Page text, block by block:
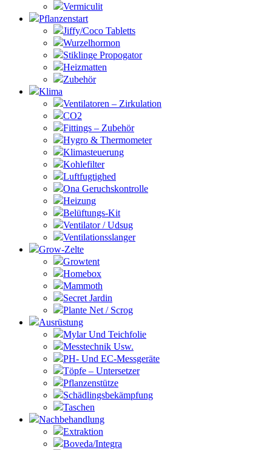
Vermiculit
Pflanzenstart
Jiffy/Coco Tabletts
Wurzelhormon
Stiklinge Propogator
Heizmatten
Zubehör
Klima
Ventilatoren – Zirkulation
CO2
Fittings – Zubehör
Hygro & Thermometer
Klimasteuerung
Kohlefilter
Luftfugtighed
Ona Geruchskontrolle
Heizung
Belüftungs-Kit
Ventilator / Udsug
Ventilationsslanger
Grow-Zelte
Growtent
Homebox
Mammoth
Secret Jardin
Plante Net / Scrog
Ausrüstung
Mylar Und Teichfolie
Messtechnik Usw.
PH- Und EC-Messgeräte
Töpfe – Untersetzer
Pflanzenstütze
Schädlingsbekämpfung
Taschen
Nachbehandlung
Extraktion
Boveda/Integra